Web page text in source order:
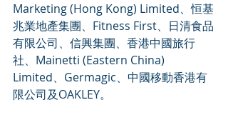
Marketing (Hong Kong) Limited、恒基
兆業地產集團、Fitness First、日清食品
有限公司、信興集團、香港中國旅行
社、Mainetti (Eastern China)
Limited、Germagic、中國移動香港有
限公司及OAKLEY。